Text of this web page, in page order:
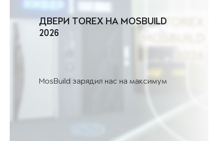
ДВЕРИ TOREX НА MOSBUILD
2026
MosBuild зарядил нас на максимум